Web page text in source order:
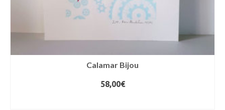
Calamar Bijou
58,00€